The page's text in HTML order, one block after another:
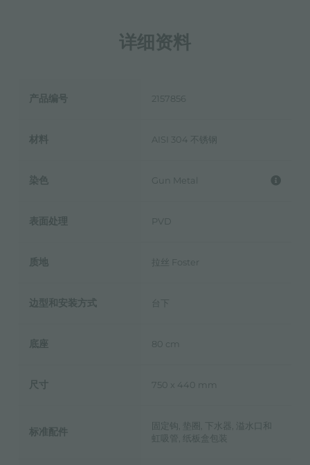
详细资料
产品编号 2157856
材料 AISI 304 不锈钢
染色 Gun Metal
表面处理 PVD
质地 拉丝 Foster
边型和安装方式 台下
底座 80 cm
尺寸 750 x 440 mm
标准配件
固定钩, 垫圈, 下水器, 溢水口和
虹吸管, 纸板盒包装